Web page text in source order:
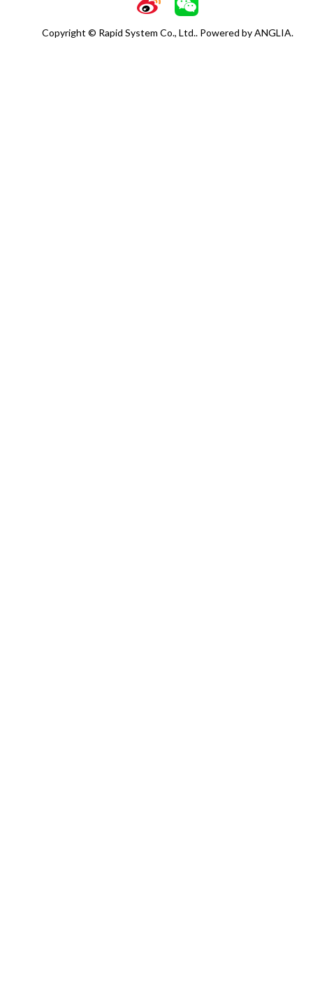
Copyright © Rapid System Co., Ltd.. Powered byANGLIA.